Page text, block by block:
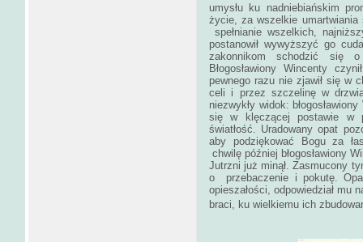
umysłu ku nadniebiańskim
życie, za wszelkie umartwiania
spełnianie wszelkich,
postanowił wywyższyć go
zakonnikom schodzić się
Błogosławiony Wincenty
pewnego razu nie zjawił się w
celi i przez szczelinę w
niezwykły widok:
się w klęczącej postawie w
światłość. Uradowany opat
aby podziękować Bogu za
chwilę później błogosławiony
Jutrzni już minął. Zasmucony
o przebaczenie i pokutę.
opieszałości, odpowiedział mu
braci, ku wielkiemu ich